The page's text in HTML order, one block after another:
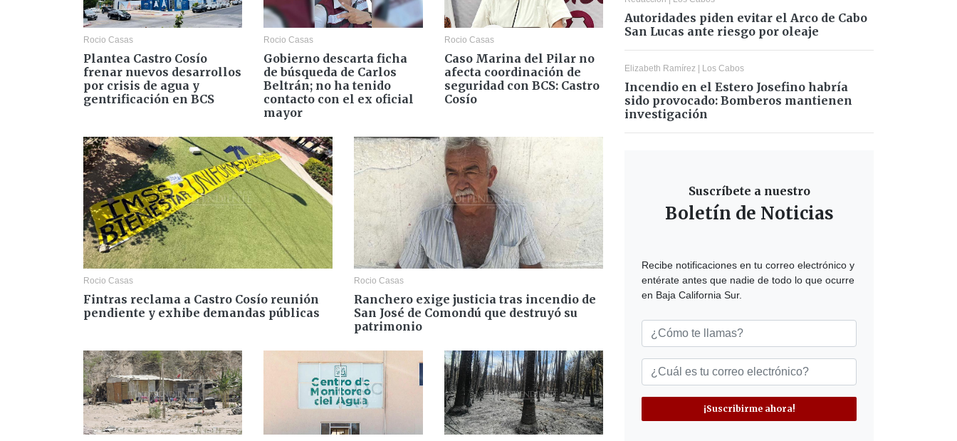
Rocio Casas
Plantea Castro Cosío
frenar nuevos desarrollos
por crisis de agua y
gentrificación en BCS
Rocio Casas
Gobierno descarta ficha
de búsqueda de Carlos
Beltrán; no ha tenido
contacto con el ex oficial
mayor
Rocio Casas
Caso Marina del Pilar no
afecta coordinación de
seguridad con BCS: Castro
Cosío
Rocio Casas
Fintras reclama a Castro Cosío reunión
pendiente y exhibe demandas públicas
Rocio Casas
Ranchero exige justicia tras incendio de
San José de Comondú que destruyó su
patrimonio
Autoridades piden evitar el Arco de Cabo
San Lucas ante riesgo por oleaje
Elizabeth Ramírez | Los Cabos
Incendio en el Estero Josefino habría
sido provocado: Bomberos mantienen
investigación
Suscríbete a nuestro
Boletín de Noticias
Recibe notificaciones en tu correo electrónico y
entérate antes que nadie de todo lo que ocurre
en Baja California Sur.
¡Suscribirme ahora!